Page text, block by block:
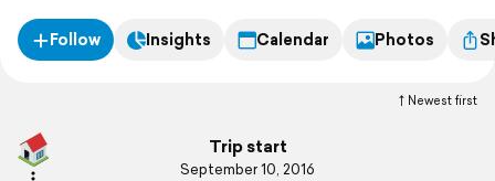
Follow Insights Calendar Photos
Newest first
Trip start
September 10, 2016